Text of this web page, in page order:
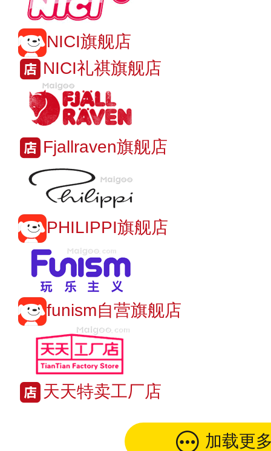
NICI旗舰店
NICI礼祺旗舰店
Fjallraven旗舰店
PHILIPPI旗舰店
funism自营旗舰店
天天特卖工厂店
加载更